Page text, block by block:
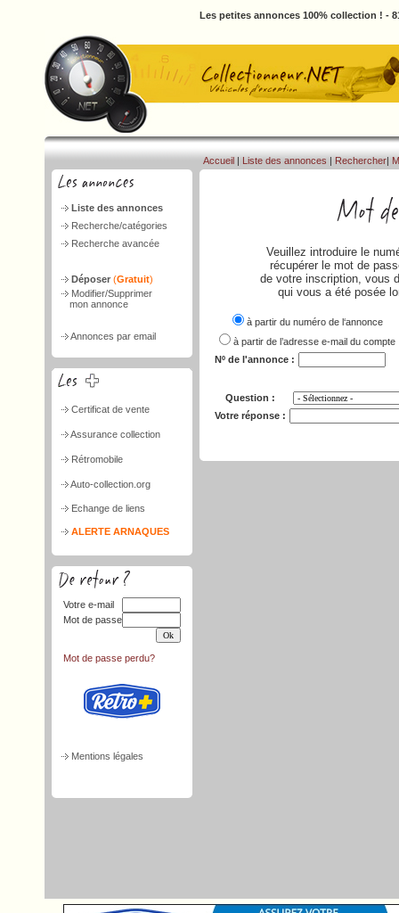
Les petites annonces 100% collection ! -
Liste des annonces
Recherche/catégories
Recherche avancée
Déposer (Gratuit)
Modifier/Supprimer
mon annonce
Annonces par email
Certificat de vente
Assurance collection
Rétromobile
Auto-collection.org
Echange de liens
ALERTE ARNAQUES
Votre e-mail
Mot de passe
Mot de passe perdu?
Mentions légales
Accueil | Liste des annonces | Rechercher|
Veuillez introduire le
récupérer le mot de
de votre inscription, vous
qui vous a été posée
à partir du numéro de l‘annonce
à partir de l’adresse e-mail du compte
Nº de l'annonce :
Question :
Votre réponse :